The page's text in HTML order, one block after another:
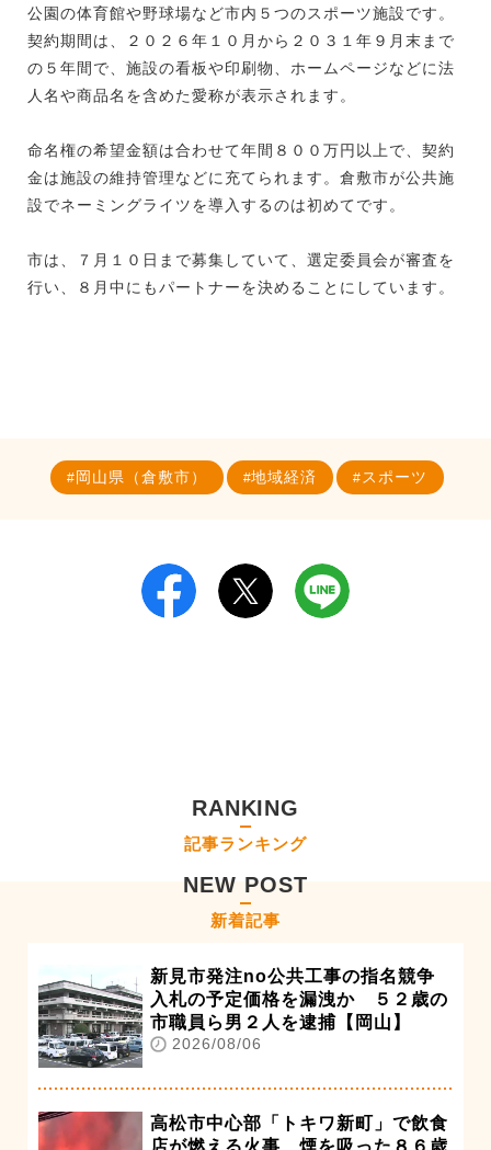
公園の体育館や野球場など市内５つのスポーツ施設です。
契約期間は、２０２６年１０月から２０３１年９月末まで
の５年間で、施設の看板や印刷物、ホームページなどに法
人名や商品名を含めた愛称が表示されます。
命名権の希望金額は合わせて年間８００万円以上で、契約
金は施設の維持管理などに充てられます。倉敷市が公共施
設でネーミングライツを導入するのは初めてです。
市は、７月１０日まで募集していて、選定委員会が審査を
行い、８月中にもパートナーを決めることにしています。
岡山県（倉敷市） 地域経済 スポーツ
RANKING
記事ランキング
NEW POST
新着記事
新見市発注no公共工事の指名競争
入札の予定価格を漏洩か ５２歳の
市職員ら男２人を逮捕【岡山】
2026/08/06
高松市中心部「トキワ新町」で飲食